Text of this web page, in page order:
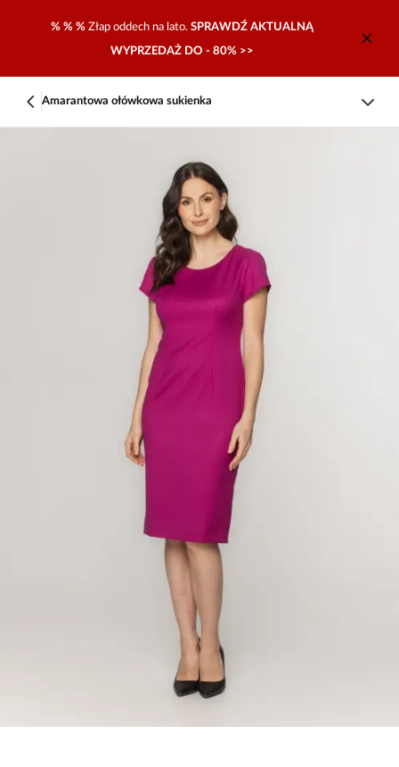
% % % Złap oddech na lato. SPRAWDŹ AKTUALNĄ
WYPRZEDAŻ DO - 80% >>
Amarantowa ołówkowa sukienka